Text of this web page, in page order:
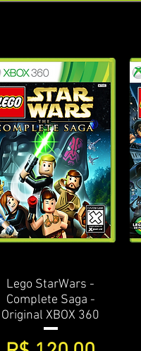
Visualização rápida
Lego StarWars -
Complete Saga -
Original XBOX 360